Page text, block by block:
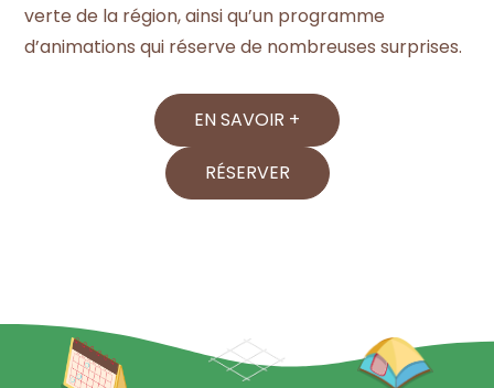
verte de la région, ainsi qu’un programme
d’animations qui réserve de nombreuses surprises.
EN SAVOIR +
RÉSERVER